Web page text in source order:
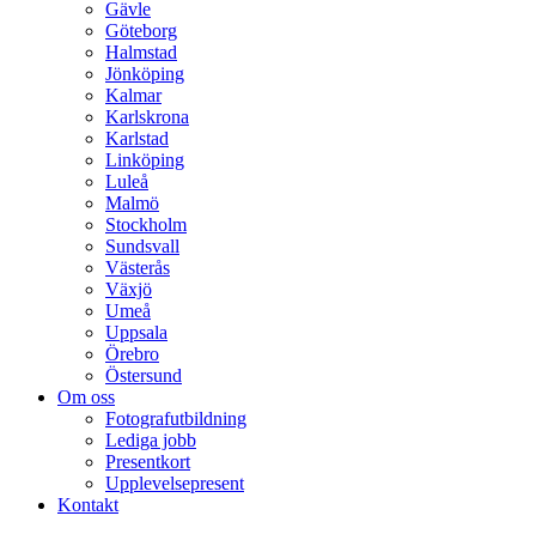
Gävle
Göteborg
Halmstad
Jönköping
Kalmar
Karlskrona
Karlstad
Linköping
Luleå
Malmö
Stockholm
Sundsvall
Västerås
Växjö
Umeå
Uppsala
Örebro
Östersund
Om oss
Fotografutbildning
Lediga jobb
Presentkort
Upplevelsepresent
Kontakt